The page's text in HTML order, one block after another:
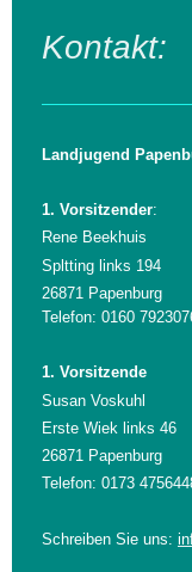
Kontakt:
Landjugend
1. Vorsitzender:
Rene Beekhuis
Spltting links 194
26871 Papenburg
Telefon: 0160
1. Vorsitzende
Susan Voskuhl
Erste Wiek links 46
26871 Papenburg
Telefon: 0173
Schreiben Sie uns: